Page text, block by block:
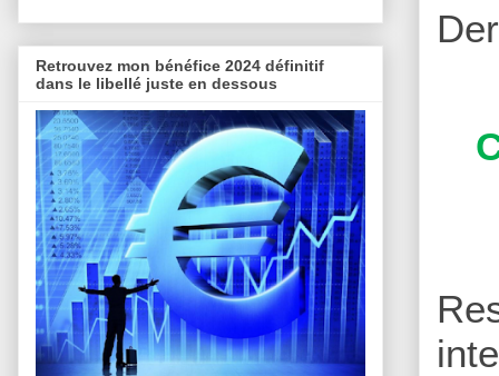
Retrouvez mon bénéfice 2024 définitif
dans le libellé juste en dessous